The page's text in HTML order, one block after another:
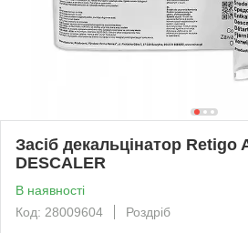
Засіб декальцінатор Retigo
DESCALER
В наявності
Код: 28009604
Роздріб